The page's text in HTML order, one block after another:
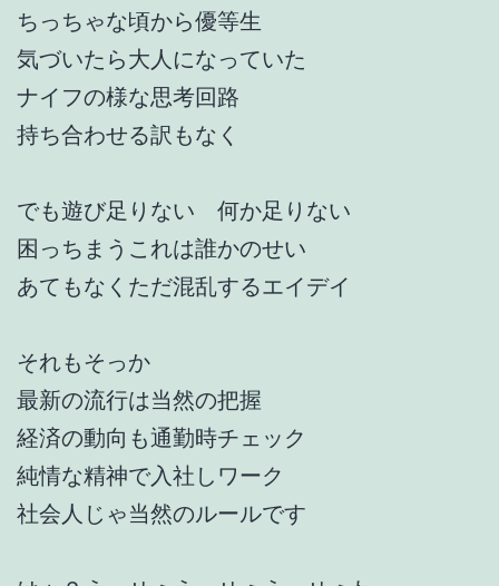
ちっちゃな頃から優等生
気づいたら大人になっていた
ナイフの様な思考回路
持ち合わせる訳もなく
でも遊び足りない 何か足りない
困っちまうこれは誰かのせい
あてもなくただ混乱するエイデイ
それもそっか
最新の流行は当然の把握
経済の動向も通勤時チェック
純情な精神で入社しワーク
社会人じゃ当然のルールです